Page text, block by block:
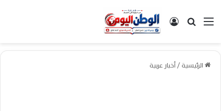
القائمةبحث عن تسجيل الدخول
الرئيسية/أخبار عربية